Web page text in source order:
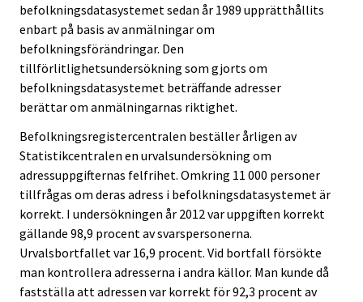
befolkningsdatasystemet sedan år 1989 upprätthållits
enbart på basis av anmälningar om
befolkningsförändringar. Den
tillförlitlighetsundersökning som gjorts om
befolkningsdatasystemet beträffande adresser
berättar om anmälningarnas riktighet.
Befolkningsregistercentralen beställer årligen av
Statistikcentralen en urvalsundersökning om
adressuppgifternas felfrihet. Omkring 11 000 personer
tillfrågas om deras adress i befolkningsdatasystemet är
korrekt. I undersökningen år 2012 var uppgiften korrekt
gällande 98,9 procent av svarspersonerna.
Urvalsbortfallet var 16,9 procent. Vid bortfall försökte
man kontrollera adresserna i andra källor. Man kunde då
fastställa att adressen var korrekt för 92,3 procent av